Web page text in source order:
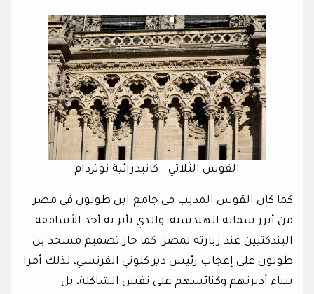
القوس الثلاثي – كاتيدرائية نوتردام
كما كان القوس المدبب في جامع ابن طولون في مصر
من أبرز سماته الهندسية، والذي تأثر به أحد الأساقفة
البندكتيين عند زيارته لمصر. كما حاز تصميم مسجد بن
طولون على إعجاب رئيس دير كلوني الفرنسي، لذلك أمرا
ببناء أديرتهم وكنائسهم على نفس الشاكلة، بل